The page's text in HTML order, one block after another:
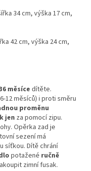
34 cm, výška 17 cm,
42 cm, výška 24 cm,
měsíce dítěte.
12 měsíců) i proti směru
proměnu
jen za pomocí zipu.
Opěrka zad je
sezení má
síťkou. Dítě chrání
potažené ručně
zimní fusak.